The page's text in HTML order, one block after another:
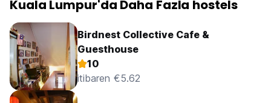
Kuala Lumpur'da Daha Fazla hostels
Birdnest Collective Cafe &
Guesthouse
10
itibaren €5.62